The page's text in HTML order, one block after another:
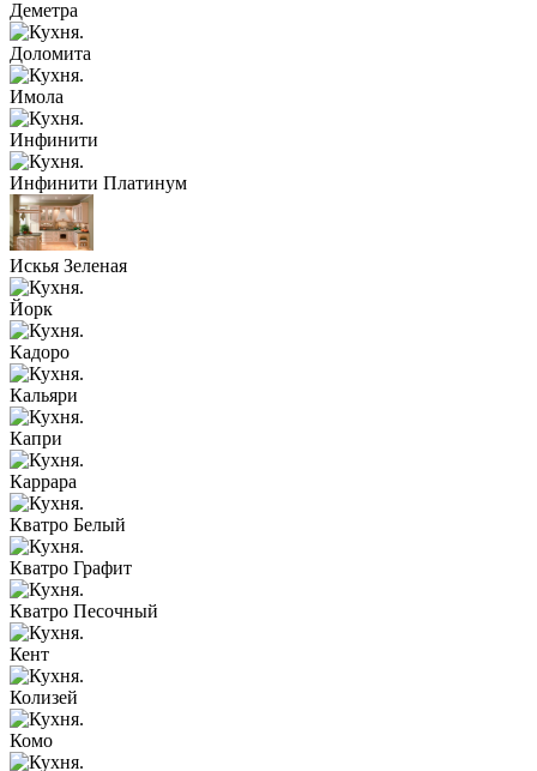
Деметра
Доломита
Имола
Инфинити
Инфинити Платинум
Искья Зеленая
Йорк
Кадоро
Кальяри
Капри
Каррара
Кватро Белый
Кватро Графит
Кватро Песочный
Кент
Колизей
Комо